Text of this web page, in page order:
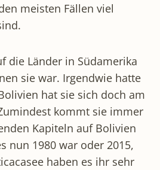
meisten Fällen viel
die Länder in Südamerika
sie war. Irgendwie hatte
hat sie sich doch am
kommt sie immer
Kapiteln auf Bolivien
nun 1980 war oder 2015,
haben es ihr sehr